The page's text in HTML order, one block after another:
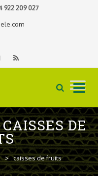
922 209 027
CAISSES DE
> caisses de fruits